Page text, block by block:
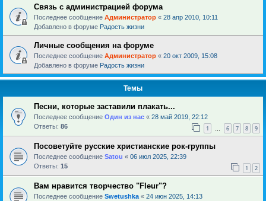
Связь с администрацией форума
Последнее сообщение Администратор « 28 апр 2010, 10:11
Добавлено в форуме Радость жизни
Личные сообщения на форуме
Последнее сообщение Администратор « 20 окт 2009, 15:08
Добавлено в форуме Радость жизни
Темы
Песни, которые заставили плакать...
Последнее сообщение Один из нас « 28 май 2019, 22:12
Ответы: 86 1 6 7 8 9
Посоветуйте русские христианские рок-группы
Последнее сообщение Satou « 06 июл 2025, 22:39
Ответы: 15 1 2
Вам нравится творчество "Fleur"?
Последнее сообщение Swetushka « 24 июн 2025, 14:13